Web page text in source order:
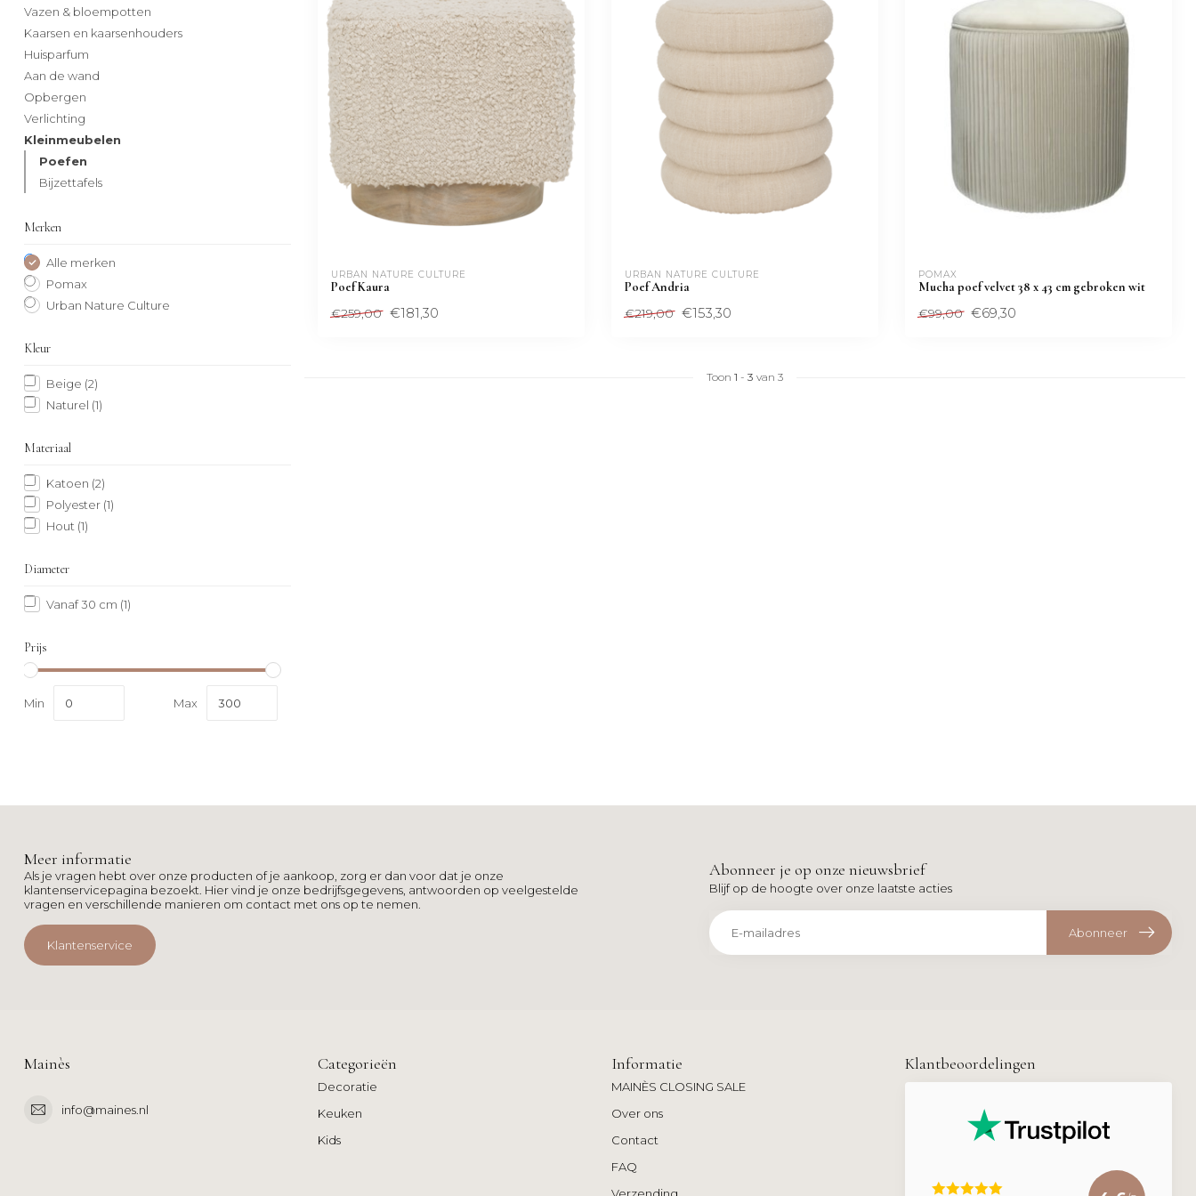
Vazen & bloempotten
Kaarsen en kaarsenhouders
Huisparfum
Aan de wand
Opbergen
Verlichting
Kleinmeubelen
Poefen
Bijzettafels
Merken
Alle merken
Pomax
Urban Nature Culture
Kleur
Beige (2)
Naturel (1)
Materiaal
Katoen (2)
Polyester (1)
Hout (1)
Diameter
Vanaf 30 cm (1)
Prijs
Min Max
URBAN NATURE CULTURE
Poef Kaura
€259,00 €181,30
URBAN NATURE CULTURE
Poef Andria
€219,00 €153,30
POMAX
Mucha poef velvet 38 x 43 cm gebroken wit
€99,00 €69,30
Toon 1 - 3 van 3
Meer informatie
Als je vragen hebt over onze producten of je aankoop, zorg er dan voor dat je onze
klantenservicepagina bezoekt. Hier vind je onze bedrijfsgegevens, antwoorden op veelgestelde
vragen en verschillende manieren om contact met ons op te nemen.
Klantenservice
Abonneer je op onze nieuwsbrief
Blijf op de hoogte over onze laatste acties
Abonneer
Mainès
info@maines.nl
Categorieën
Decoratie
Keuken
Kids
Informatie
MAINÈS CLOSING SALE
Over ons
Contact
FAQ
Klantbeoordelingen